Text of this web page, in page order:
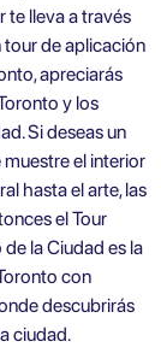
te lleva a través
tour de aplicación
, apreciarás
y los
Si deseas un
el interior
hasta el arte, las
elTour
la Ciudad es la
con
descubrirás
ciudad.